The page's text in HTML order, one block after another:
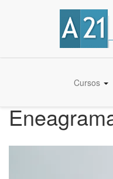
Cursos